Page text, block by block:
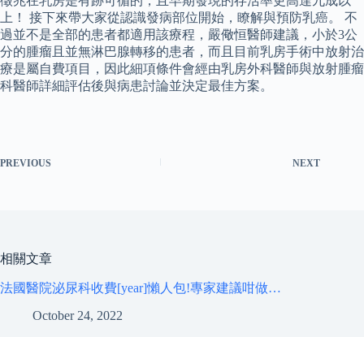
上！ 接下來帶大家從認識發病部位開始，瞭解與預防乳癌。 不
過並不是全部的患者都適用該療程，嚴儆恒醫師建議，小於3公
分的腫瘤且並無淋巴腺轉移的患者，而且目前乳房手術中放射治
療是屬自費項目，因此細項條件會經由乳房外科醫師與放射腫瘤
科醫師詳細評估後與病患討論並決定最佳方案。
PREVIOUS NEXT
相關文章
法國醫院泌尿科收費[year]懶人包!專家建議咁做…
October 24, 2022